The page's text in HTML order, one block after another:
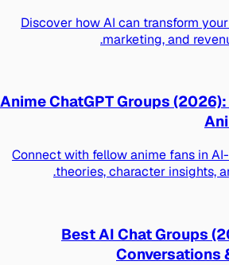
Discover how AI can transform
marketing, and
Anime ChatGPT Groups
Connect with fellow anime fans in
theories, character insights,
Best AI Chat Groups
Conversations